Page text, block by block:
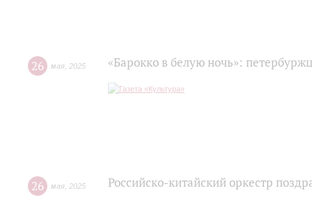
26 мая 2025 «Барокко в белую ночь»:
26 мая 2025 Российско-китайский оркестр